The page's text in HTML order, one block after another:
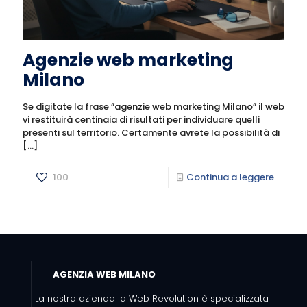
Agenzie web marketing
Milano
Se digitate la frase ”agenzie web marketing Milano” il web
vi restituirà centinaia di risultati per individuare quelli
presenti sul territorio. Certamente avrete la possibilità di
[…]
100 Continua a leggere
AGENZIA WEB MILANO
La nostra azienda la Web Revolution è specializzata